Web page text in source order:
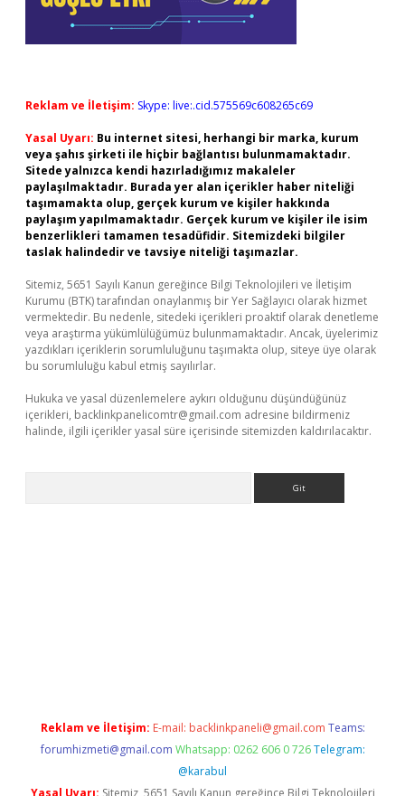
Reklam ve İletişim: Skype: live:.cid.575569c608265c69
Yasal Uyarı: Bu internet sitesi, herhangi bir marka, kurum
veya şahıs şirketi ile hiçbir bağlantısı bulunmamaktadır.
Sitede yalnızca kendi hazırladığımız makaleler
paylaşılmaktadır. Burada yer alan içerikler haber niteliği
taşımamakta olup, gerçek kurum ve kişiler hakkında
paylaşım yapılmamaktadır. Gerçek kurum ve kişiler ile isim
benzerlikleri tamamen tesadüfidir. Sitemizdeki bilgiler
taslak halindedir ve tavsiye niteliği taşımazlar.
Sitemiz, 5651 Sayılı Kanun gereğince Bilgi Teknolojileri ve İletişim
Kurumu (BTK) tarafından onaylanmış bir Yer Sağlayıcı olarak hizmet
vermektedir. Bu nedenle, sitedeki içerikleri proaktif olarak denetleme
veya araştırma yükümlülüğümüz bulunmamaktadır. Ancak, üyelerimiz
yazdıkları içeriklerin sorumluluğunu taşımakta olup, siteye üye olarak
bu sorumluluğu kabul etmiş sayılırlar.
Hukuka ve yasal düzenlemelere aykırı olduğunu düşündüğünüz
içerikleri, backlinkpanelicomtr@gmail.com adresine bildirmeniz
halinde, ilgili içerikler yasal süre içerisinde sitemizden kaldırılacaktır.
Reklam ve İletişim: E-mail: backlinkpaneli@gmail.com Teams:
forumhizmeti@gmail.com Whatsapp: 0262 606 0 726 Telegram:
@karabul
Yasal Uyarı: Sitemiz, 5651 Sayılı Kanun gereğince Bilgi Teknolojileri